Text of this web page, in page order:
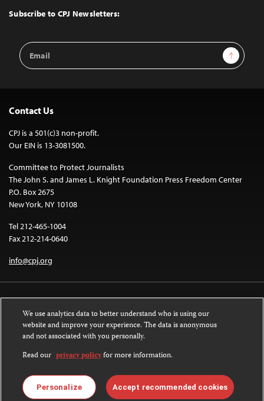
Top
Subscribe to CPJ Newsletters:
Email
Address
Sign Up
Contact Us
CPJ is a 501(c)3 non-profit.
Our EIN is 13-3081500.
Committee to Protect Journalists
The John S. and James L. Knight Foundation Press Freedom Center
P.O. Box 2675
New York, NY 10108
Tel 212-465-1004
Fax 212-214-0640
info@cpj.org
Except where noted, text on this website is licensed under a
License.
Images and other media are not covered by the Creative Commons license.
For more information about permissions, see ourFAQs.
We use analytics data to better understand who is using our
website and improve your experience. The data is anonymous
and not associated with you personally.
Read our privacy policyfor more information.
Personalize Accept recommended cookies